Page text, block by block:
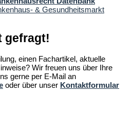
& Gesundheitsmarkt
gefragt!
einen Fachartikel, aktuelle
Wir freuen uns über Ihre
gerne per E-Mail an
oder über unser Kontaktformular